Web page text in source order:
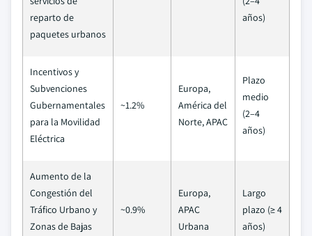
reparto de
paquetes urbanos
años)
Incentivos y
Subvenciones
Gubernamentales
para la Movilidad
Eléctrica
~1.2%
Europa,
América del
Norte, APAC
Plazo
medio
(2–4
años)
Aumento de la
Congestión del
Tráfico Urbano y
Zonas de Bajas
~0.9%
Europa,
APAC
Urbana
Largo
plazo (≥ 4
años)